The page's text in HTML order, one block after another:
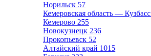
Норильск 57
Кемеровская область — Кузбасс
Кемерово 255
Новокузнецк 236
Прокопьевск 52
Алтайский край 1015